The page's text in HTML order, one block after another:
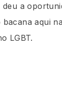
a
aqui
LGBT.